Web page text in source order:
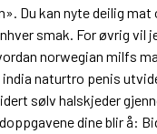
Du kan nyte deilig
smak. For øvrig
norwegian milfs
india naturtro penis
sølv halskjeder
dine blir å: